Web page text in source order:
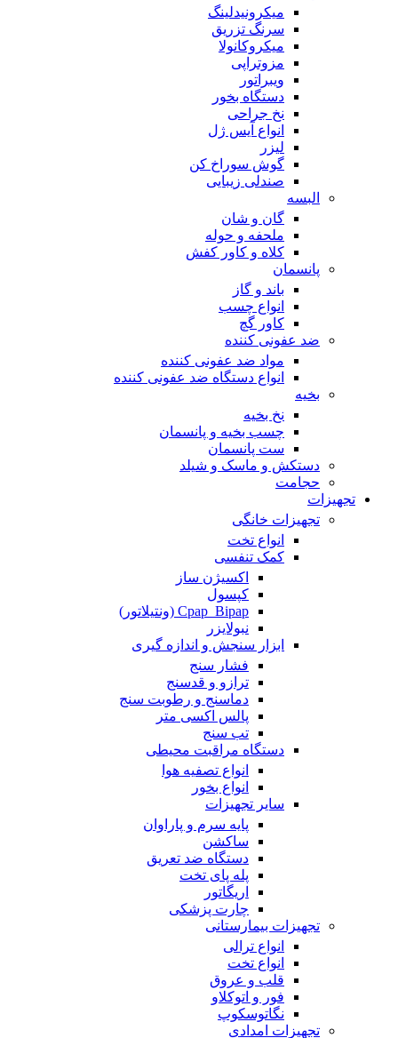
میکرونیدلینگ
سرنگ تزریق
میکروکانولا
مزوتراپی
ویبراتور
دستگاه بخور
نخ جراحی
انواع آیس ژل
لیزر
گوش سوراخ کن
صندلی زیبایی
البسه
گان و شان
ملحفه و حوله
کلاه و کاور کفش
پانسمان
باند و گاز
انواع چسب
کاور گچ
ضد عفونی کننده
مواد ضد عفونی کننده
انواع دستگاه ضد عفونی کننده
بخیه
نخ بخیه
چسب بخیه و پانسمان
ست پانسمان
دستکش و ماسک و شیلد
حجامت
تجهیزات
تجهیزات خانگی
انواع تخت
کمک تنفسی
اکسیژن ساز
کپسول
Cpap_Bipap (ونتیلاتور)
نبولایزر
ابزار سنجش و اندازه گیری
فشار سنج
ترازو و قدسنج
دماسنج و رطوبت سنج
پالس اکسی متر
تب سنج
دستگاه مراقبت محیطی
انواع تصفیه هوا
انواع بخور
سایر تجهیزات
پایه سرم و پاراوان
ساکشن
دستگاه ضد تعریق
پله پای تخت
اریگاتور
چارت پزشکی
تجهیزات بیمارستانی
انواع ترالی
انواع تخت
قلب و عروق
فور و اتوکلاو
نگاتوسکوپ
تجهیزات امدادی